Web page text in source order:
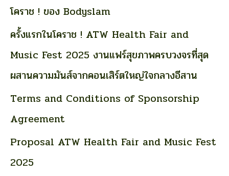
h
f
o
r
:
โคราช ! ของ Bodyslam
ครั้งแรกในโคราช ! ATW Health Fair and
Music Fest 2025 งานแฟร์สุขภาพครบวงจรที่สุด
ผสานความมันส์จากคอนเสิร์ตใหญ่ใจกลางอีสาน
Terms and Conditions of Sponsorship
Agreement
Proposal ATW Health Fair and Music Fest
2025